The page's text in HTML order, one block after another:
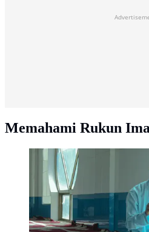
Memahami Rukun